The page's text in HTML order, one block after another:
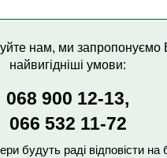
нам, ми запропонуємо
найвигідніші умови:
068 900 12-13,
066 532 11-72
будуть раді відповісти на